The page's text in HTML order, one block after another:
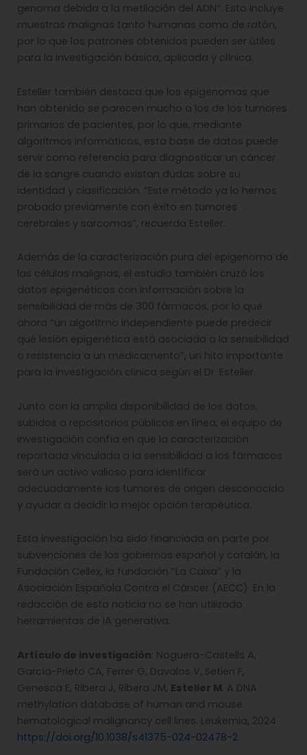
genoma debida a la metilación del ADN”. Esto incluye
muestras malignas tanto humanas como de ratón,
por lo que los patrones obtenidos pueden ser útiles
para la investigación básica, aplicada y clínica.
Esteller también destaca que los epigenomas que
han obtenido se parecen mucho a los de los tumores
primarios de pacientes, por lo que, mediante
algoritmos informáticos, esta base de datos puede
servir como referencia para diagnosticar un cáncer
de la sangre cuando existan dudas sobre su
identidad y clasificación. “Este método ya lo hemos
probado previamente con éxito en tumores
cerebrales y sarcomas”, recuerda Esteller.
Además de la caracterización pura del epigenoma de
las células malignas, el estudio también cruzó los
datos epigenéticos con información sobre la
sensibilidad de más de 300 fármacos, por lo que
ahora “un algoritmo independiente puede predecir
qué lesión epigenética está asociada a la sensibilidad
o resistencia a un medicamento”, un hito importante
para la investigación clínica según el Dr. Esteller.
Junto con la amplia disponibilidad de los datos,
subidos a repositorios públicos en línea, el equipo de
investigación confía en que la caracterización
reportada vinculada a la sensibilidad a los fármacos
será un activo valioso para identificar
adecuadamente los tumores de origen desconocido
y ayudar a decidir la mejor opción terapéutica.
Esta investigación ha sido financiada en parte por
subvenciones de los gobiernos español y catalán, la
Fundación Cellex, la fundación “La Caixa” y la
Asociación Española Contra el Cáncer (AECC). En la
redacción de esta noticia no se han utilizado
herramientas de IA generativa.
Artículo de investigación: Noguera-Castells A,
García-Prieto CA, Ferrer G, Davalos V, Setien F,
Genescà E, Ribera J, Ribera JM, Esteller M. A DNA
methylation database of human and mouse
hematological malignancy cell lines. Leukemia, 2024
https://doi.org/10.1038/s41375-024-02478-2.